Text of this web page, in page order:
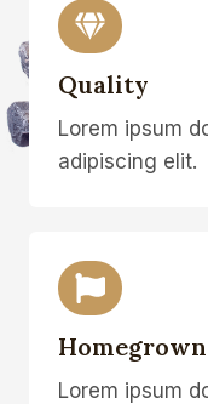
Quality
Lorem ipsum
adipiscing elit.
Homegrown
Lorem ipsum